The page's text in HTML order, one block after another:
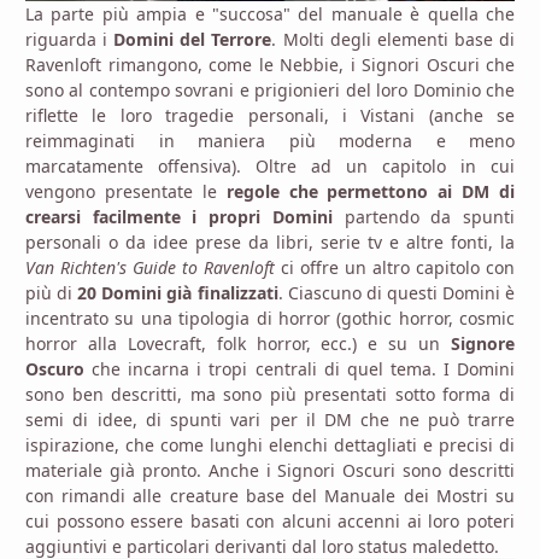
La parte più ampia e "succosa" del manuale è quella che
riguarda i Domini del Terrore. Molti degli elementi base di
Ravenloft rimangono, come le Nebbie, i Signori Oscuri che
sono al contempo sovrani e prigionieri del loro Dominio che
riflette le loro tragedie personali, i Vistani (anche se
reimmaginati in maniera più moderna e meno
marcatamente offensiva). Oltre ad un capitolo in cui
vengono presentate le regole che permettono ai DM di
crearsi facilmente i propri Dominipartendo da spunti
personali o da idee prese da libri, serie tv e altre fonti, la
Van Richten's Guide to Ravenloft ci offre un altro capitolo con
più di20 Domini già finalizzati. Ciascuno di questi Domini è
incentrato su una tipologia di horror (gothic horror, cosmic
horror alla Lovecraft, folk horror, ecc.) e su un Signore
Oscuro che incarna i tropi centrali di quel tema. I Domini
sono ben descritti, ma sono più presentati sotto forma di
semi di idee, di spunti vari per il DM che ne può trarre
ispirazione, che come lunghi elenchi dettagliati e precisi di
materiale già pronto. Anche i Signori Oscuri sono descritti
con rimandi alle creature base del Manuale dei Mostri su
cui possono essere basati con alcuni accenni ai loro poteri
aggiuntivi e particolari derivanti dal loro status maledetto.